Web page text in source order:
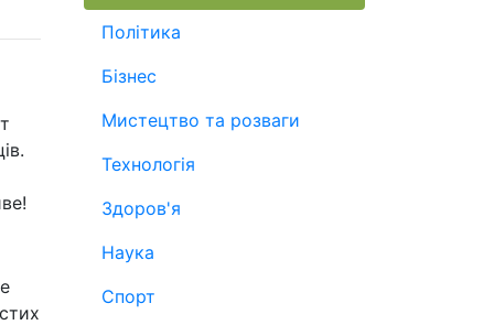
Політика
Бізнес
Мистецтво та розваги
Технологія
Здоров'я
Наука
Спорт